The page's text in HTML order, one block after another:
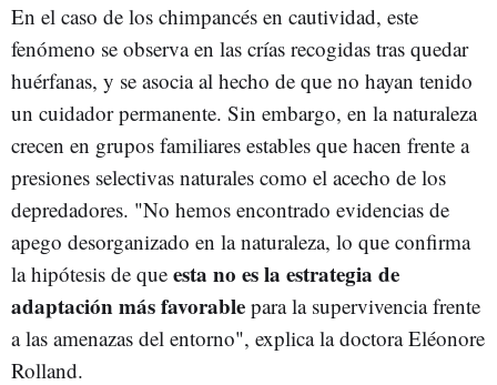
En el caso de los chimpancés en cautividad, este
fenómeno se observa en las crías recogidas tras quedar
huérfanas, y se asocia al hecho de que no hayan tenido
un cuidador permanente. Sin embargo, en la naturaleza
crecen en grupos familiares estables que hacen frente a
presiones selectivas naturales como el acecho de los
depredadores. "No hemos encontrado evidencias de
apego desorganizado en la naturaleza, lo que confirma
la hipótesis de que esta no es la estrategia de
adaptación más favorable para la supervivencia frente
a las amenazas del entorno", explica la doctora Eléonore
Rolland.